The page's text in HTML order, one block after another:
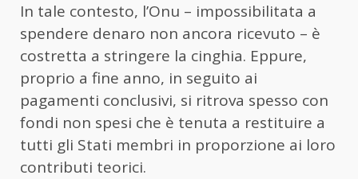
In tale contesto, l’Onu – impossibilitata a
spendere denaro non ancora ricevuto – è
costretta a stringere la cinghia. Eppure,
proprio a fine anno, in seguito ai
pagamenti conclusivi, si ritrova spesso con
fondi non spesi che è tenuta a restituire a
tutti gli Stati membri in proporzione ai loro
contributi teorici.